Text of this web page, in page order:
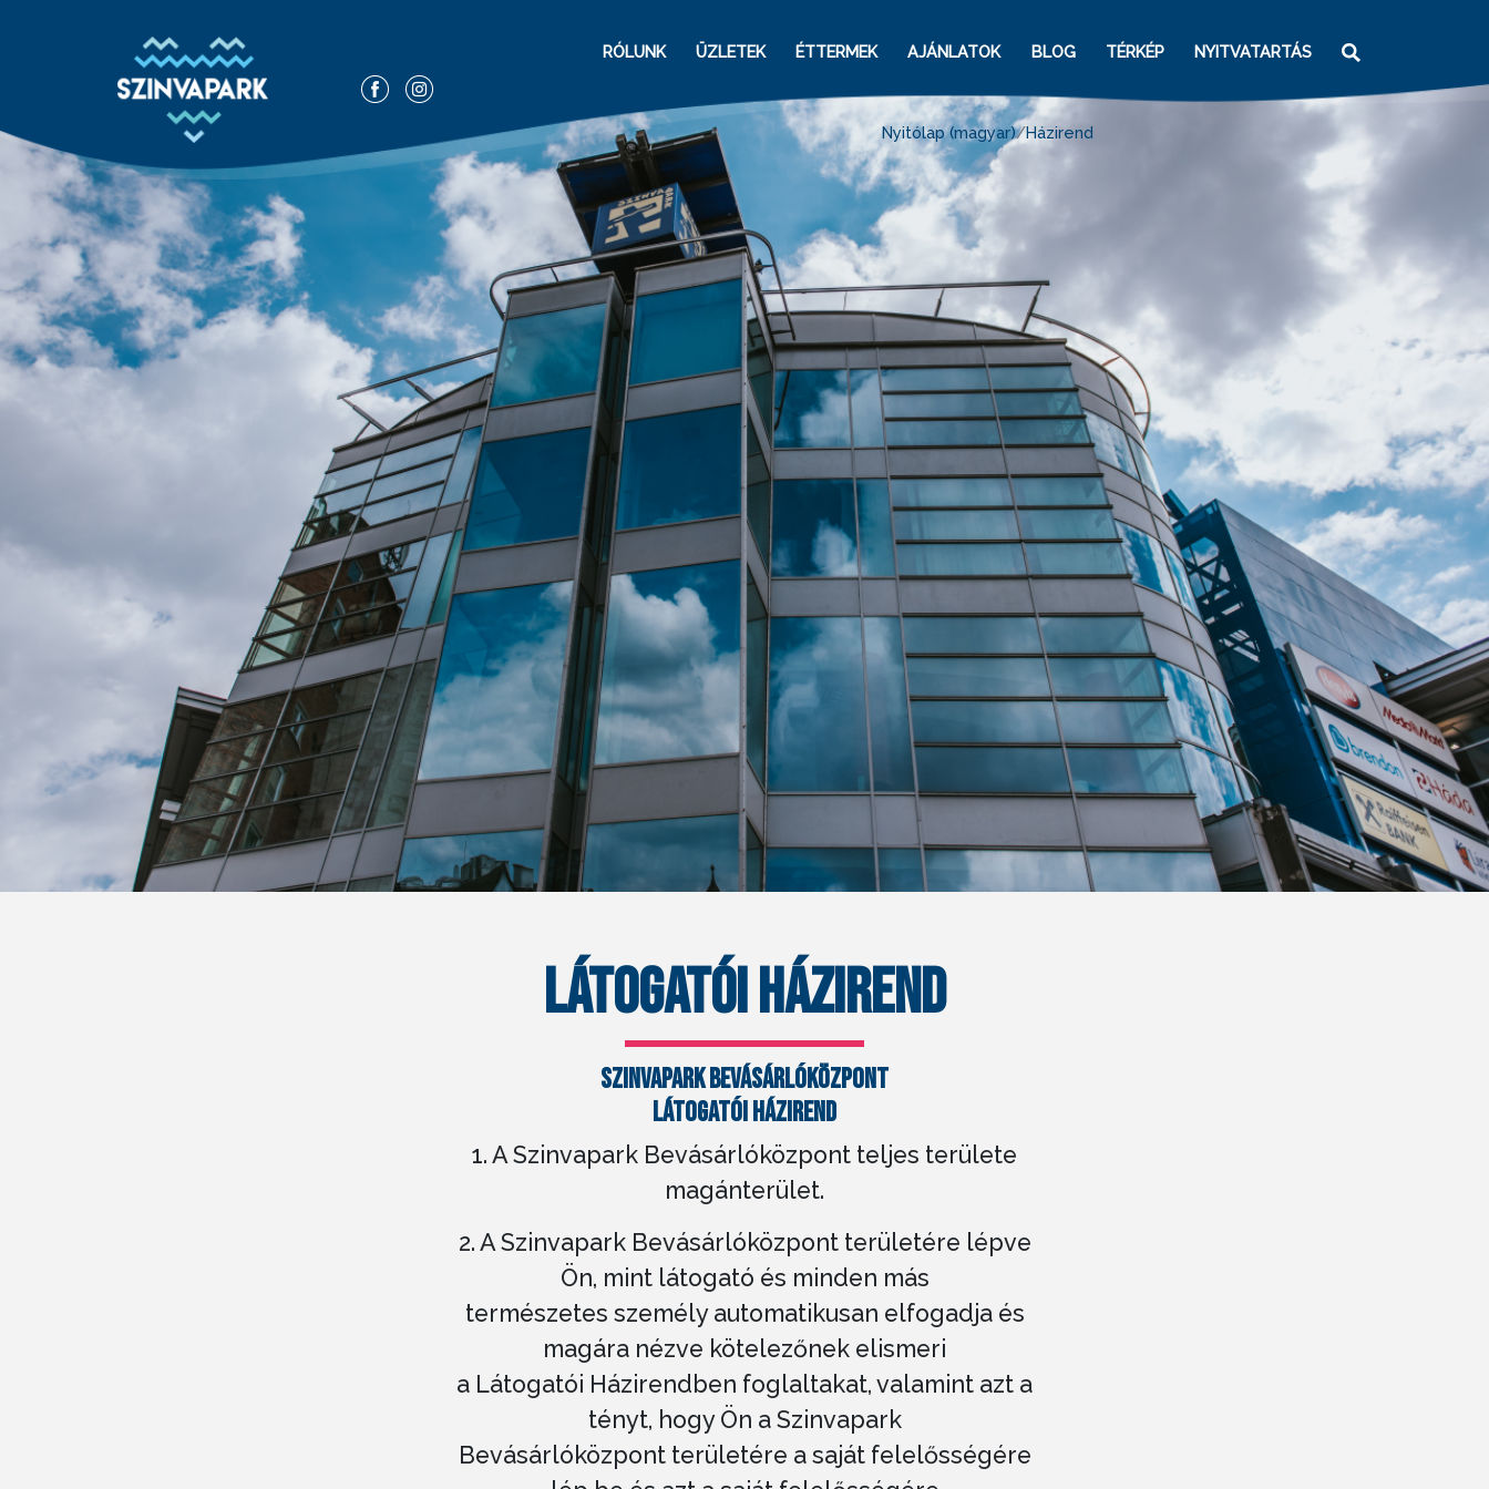
RÓLUNK ÜZLETEK ÉTTERMEK AJÁNLATOK BLOG TÉRKÉP NYITVATARTÁS
Nyitólap (magyar) Házirend
LÁTOGATÓI HÁZIREND
SZINVAPARK BEVÁSÁRLÓKÖZPONT
LÁTOGATÓI HÁZIREND
1. A Szinvapark Bevásárlóközpont teljes területe
magánterület.
2. A Szinvapark Bevásárlóközpont területére lépve
Ön, mint látogató és minden más
természetes személy automatikusan elfogadja és
magára nézve kötelezőnek elismeri
a Látogatói Házirendben foglaltakat, valamint azt a
tényt, hogy Ön a Szinvapark
Bevásárlóközpont területére a saját felelősségére